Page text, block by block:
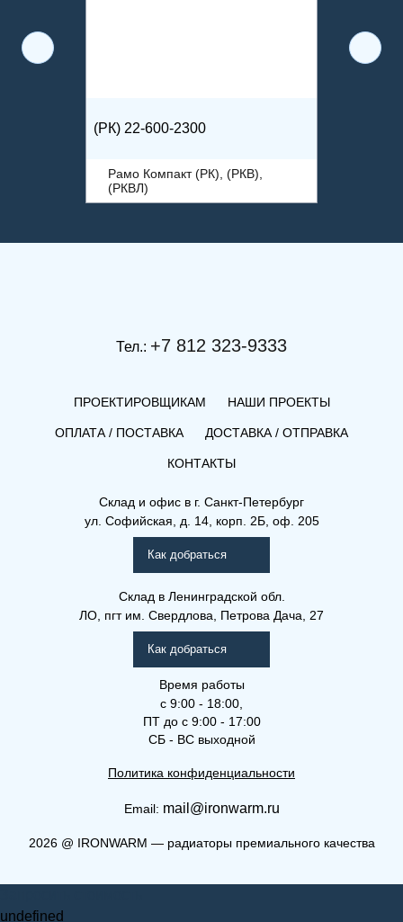
(РК) 22-600-2300
Рамо Компакт (РК), (РКВ),
(РКВЛ)
Рамо Компакт (РК), (РКВ),
(РКВЛ) 22-500-1300
Рамо Компакт (РК), (РКВ),
Тел.: +7 812 323-9333
ПРОЕКТИРОВЩИКАМ НАШИ ПРОЕКТЫ
ОПЛАТА / ПОСТАВКА ДОСТАВКА / ОТПРАВКА
КОНТАКТЫ
Склад и офис в г. Санкт-Петербург
ул. Софийская, д. 14, корп. 2Б, оф. 205
Как добраться
Склад в Ленинградской обл.
ЛО, пгт им. Свердлова, Петрова Дача, 27
Как добраться
Время работы
с 9:00 - 18:00,
ПТ до с 9:00 - 17:00
СБ - ВС выходной
Политика конфиденциальности
Email: mail@ironwarm.ru
2026@ IRONWARM — радиаторы премиального качества
undefined